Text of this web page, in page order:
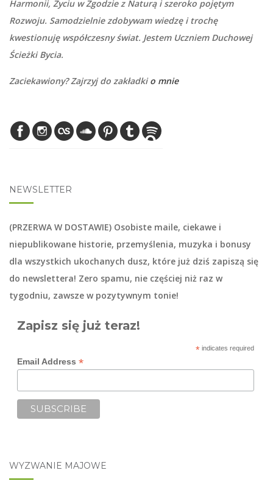
Harmonii, Życiu w Zgodzie z Naturą i szeroko pojętym
Rozwoju. Samodzielnie zdobywam wiedzę i trochę
kwestionuję współczesny świat. Jestem Uczniem Duchowej
Ścieżki Bycia.
Zaciekawiony? Zajrzyj do zakładkio mnie
NEWSLETTER
(PRZERWA W DOSTAWIE) Osobiste maile, ciekawe i
niepublikowane historie, przemyślenia, muzyka i bonusy
dla wszystkich ukochanych dusz, które już dziś zapiszą się
do newslettera! Zero spamu, nie częściej niż raz w
tygodniu, zawsze w pozytywnym tonie!
Zapisz się już teraz!
*indicates required
Email Address *
WYZWANIE MAJOWE